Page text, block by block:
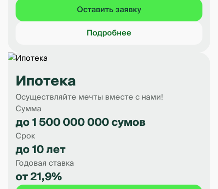
Оставить заявку
Подробнее
Ипотека
Осуществляйте мечты вместе с нами!
Сумма
до 1 500 000 000 сумов
Срок
до 10 лет
Годовая ставка
от 21,9%